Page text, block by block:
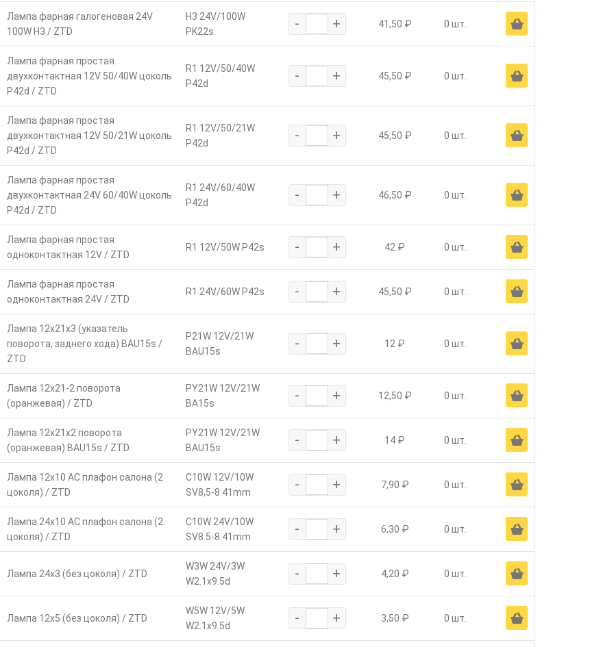
Лампа фарная галогеновая 24V
100W H3 / ZTD
H3 24V/100W
PK22s
- + 41,50 ₽ 0 шт. Ä
Лампа фарная простая
двухконтактная 12V 50/40W цоколь
P42d / ZTD
R1 12V/50/40W
P42d
- + 45,50 ₽ 0 шт. Ä
Лампа фарная простая
двухконтактная 12V 50/21W цоколь
P42d / ZTD
R1 12V/50/21W
P42d
- + 45,50 ₽ 0 шт. Ä
Лампа фарная простая
двухконтактная 24V 60/40W цоколь
P42d / ZTD
R1 24V/60/40W
P42d
- + 46,50 ₽ 0 шт. Ä
Лампа фарная простая
одноконтактная 12V / ZTD
R1 12V/50W P42s - + 42 ₽ 0 шт. Ä
Лампа фарная простая
одноконтактная 24V / ZTD
R1 24V/60W P42s - + 45,50 ₽ 0 шт. Ä
Лампа 12х21х3 (указатель
поворота, заднего хода) BAU15s /
ZTD
P21W 12V/21W
BAU15s
- + 12 ₽ 0 шт. Ä
Лампа 12х21-2 поворота
(оранжевая) / ZTD
PY21W 12V/21W
BA15s
- + 12,50 ₽ 0 шт. Ä
Лампа 12х21х2 поворота
(оранжевая) BAU15s / ZTD
PY21W 12V/21W
BAU15s
- + 14 ₽ 0 шт. Ä
Лампа 12х10 АС плафон салона (2
цоколя) / ZTD
C10W 12V/10W
SV8,5-8 41mm
- + 7,90 ₽ 0 шт. Ä
Лампа 24х10 АС плафон салона (2
цоколя) / ZTD
C10W 24V/10W
SV8.5-8 41mm
- + 6,30 ₽ 0 шт. Ä
Лампа 24х3 (без цоколя) / ZTD
W3W 24V/3W
W2.1x9.5d
- + 4,20 ₽ 0 шт. Ä
Лампа 12х5 (без цоколя) / ZTD
W5W 12V/5W
W2.1x9.5d
- + 3,50 ₽ 0 шт. Ä